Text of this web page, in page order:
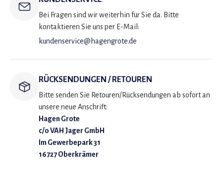
Bei Fragen sind wir weiterhin für Sie da. Bitte
kontaktieren Sie uns per E-Mail:
kundenservice@hagengrote.de
RÜCKSENDUNGEN / RETOUREN
Bitte senden Sie Retouren/Rücksendungen ab sofort an
unsere neue Anschrift:
Hagen Grote
c/o VAH Jager GmbH
Im Gewerbepark 31
16727 Oberkrämer